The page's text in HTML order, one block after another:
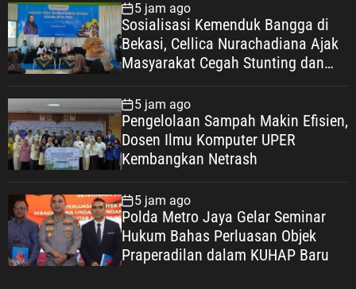
5 jam ago
Sosialisasi Kemenduk Bangga di
Bekasi, Cellica Nurachadiana Ajak
Masyarakat Cegah Stunting dan
5 jam ago
Pengelolaan Sampah Makin Efisien,
Dosen Ilmu Komputer UPER
Kembangkan Netrash
5 jam ago
Polda Metro Jaya Gelar Seminar
Hukum Bahas Perluasan Objek
Praperadilan dalam KUHAP Baru